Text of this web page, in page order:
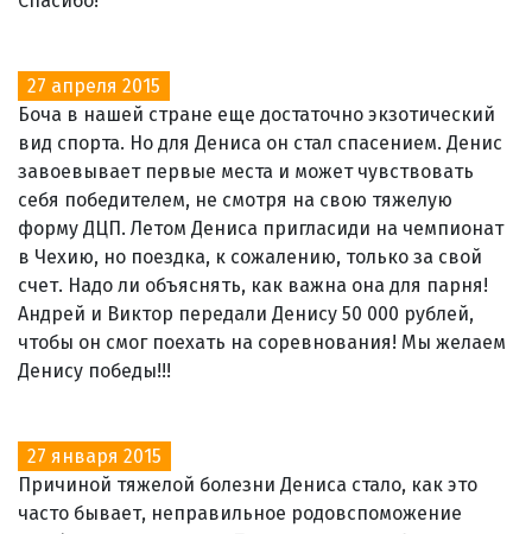
27 апреля 2015
Боча в нашей стране еще достаточно экзотический
вид спорта. Но для Дениса он стал спасением. Денис
завоевывает первые места и может чувствовать
себя победителем, не смотря на свою тяжелую
форму ДЦП. Летом Дениса пригласиди на чемпионат
в Чехию, но поездка, к сожалению, только за свой
счет. Надо ли объяснять, как важна она для парня!
Андрей и Виктор передали Денису 50 000 рублей,
чтобы он смог поехать на соревнования! Мы желаем
Денису победы!!!
27 января 2015
Причиной тяжелой болезни Дениса стало, как это
часто бывает, неправильное родовспоможение